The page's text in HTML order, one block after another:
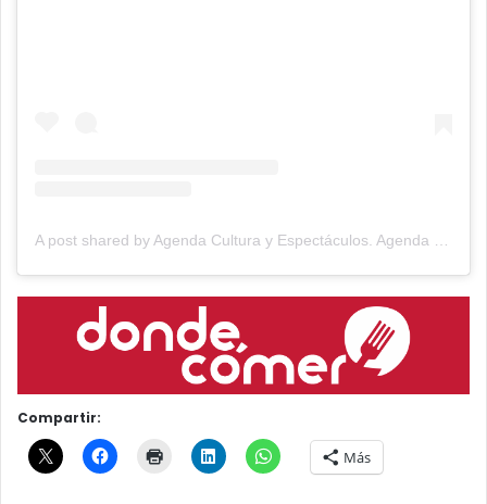
A post shared by Agenda Cultura y Espectáculos. Agenda Cultural Tandil. (@agendacye)
Compartir:
Más